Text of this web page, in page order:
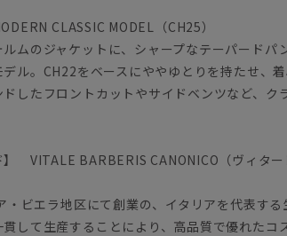
CLASSIC MODEL（CH25）
ムのジャケットに、シャープなテーパードパ
ル。CH22をベースにややゆとりを持たせ、
ドしたフロントカットやサイドベンツなど、ク
】 VITALE BARBERIS CANONICO（ヴィタ
・ビエラ地区にて創業の、イタリアを代表す
して生産することにより、高品質で優れたコ